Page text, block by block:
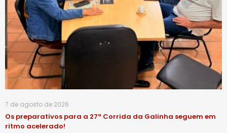
7 de agosto de 2026
Os preparativos para a 27ª Corrida da Galinha seguem em
ritmo acelerado!